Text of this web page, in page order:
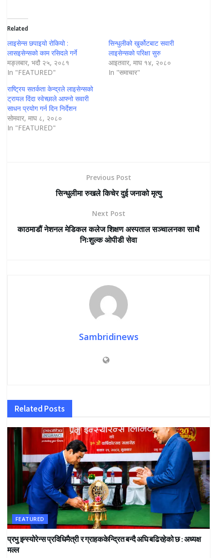
Related
लाइसेन्स छपाइयो रोकियो :
लासइसेन्सको काम रसिदले गर्ने
मङ्लबार, भदौ २५, २०८१
In "FEATURED"
सिन्धुलीको खुर्कोटबाट सवारी
लाइसेन्सको परिक्षा सुरु
आइतवार, माघ १४, २०८०
In "समाचार"
राष्ट्रिय सतर्कता केन्द्रले लाइसेन्सको
ट्रायल दिंदा स्वेच्छाले आफ्नो सवारी
साधन प्रयोग गर्न दिन निर्देशन
सोमवार, माघ ८, २०८०
In "FEATURED"
Previous Post
सिन्धुलीमा रुखले किचेर दुई जनाको मृत्यु
Next Post
काठमाडौं नेशनल मेडिकल कलेज शिक्षण अस्पताल सञ्चालनका साथै
निःशुल्क ओपीडी सेवा
Sambridinews
Related Posts
FEATURED
प्रभु इन्स्योरेन्स प्रविधिमैत्री र ग्राहककेन्द्रित बन्दै अघि बढिरहेको छ : अध्यक्ष
मल्ल